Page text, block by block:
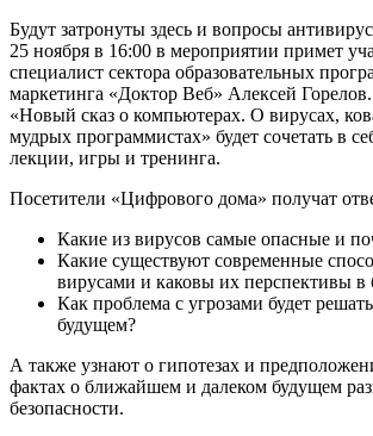
Будут затронуты здесь и вопросы
25 ноября в 16:00 в мероприятии примет
специалист сектора образовательных
маркетинга «Доктор Веб» Алексей
«Новый сказ о компьютерах. О вирусах,
мудрых программистах» будет сочетать в
лекции, игры и тренинга.
Посетители «Цифрового дома» получат
Какие из вирусов самые опасные и
Какие существуют современные
вирусами и каковы их перспективы в
Как проблема с угрозами будет
будущем?
А также узнают о гипотезах и
фактах о ближайшем и далеком будущем
безопасности.